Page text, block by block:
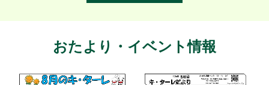
おたより・イベント情報